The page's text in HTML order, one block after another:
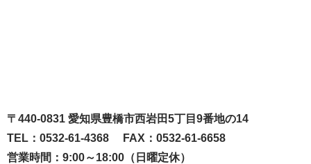
〒440-0831 愛知県豊橋市西岩田5丁目9番地の14
TEL：0532-61-4368 FAX：0532-61-6658
営業時間：9:00～18:00（日曜定休）